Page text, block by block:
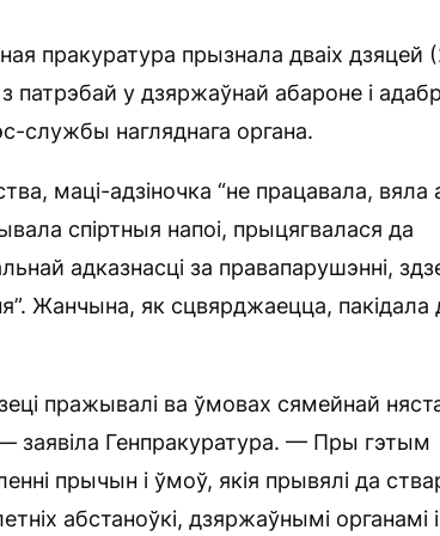
пракуратура прызнала дваіх дзяцей
патрэбай у дзяржаўнай абароне і
службы нагляднага органа.
маці-адзіночка “не працавала, вяла
спіртныя напоі, прыцягвалася да
адказнасці за правапарушэнні,
Жанчына, як сцвярджаецца, пакідала
пражывалі ва ўмовах сямейнай
заявіла Генпракуратура. — Пры гэтым
прычын і ўмоў, якія прывялі да
абстаноўкі, дзяржаўнымі органамі